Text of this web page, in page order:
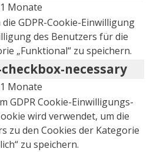
Monate
GDPR-Cookie-Einwilligung
des Benutzers für die
„Funktional“ zu speichern.
necessary
Monate
GDPR Cookie-Einwilligungs-
wird verwendet, um die
zu den Cookies der Kategorie
zu speichern.